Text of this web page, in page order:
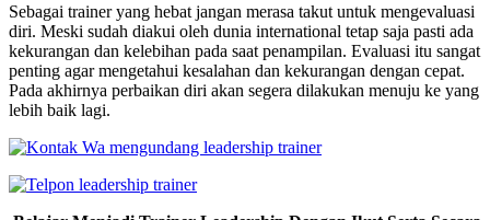
Sebagai trainer yang hebat jangan merasa takut untuk mengevaluasi
diri. Meski sudah diakui oleh dunia international tetap saja pasti ada
kekurangan dan kelebihan pada saat penampilan. Evaluasi itu sangat
penting agar mengetahui kesalahan dan kekurangan dengan cepat.
Pada akhirnya perbaikan diri akan segera dilakukan menuju ke yang
lebih baik lagi.